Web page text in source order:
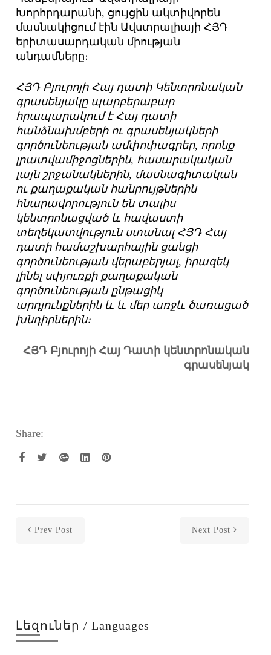
Խորհրդարանի, ցույցին ակտիվորեն
մասնակիցում էին Ավստրալիայի ՀՅԴ
երիտասարդական միության
անդամները։
ՀՅԴ Բյուրոյի Հայ դատի Կենտրոնական
գրասենյակը պարբերաբար
հրապարակում է Հայ դատի
հանձնախմբերի ու գրասենյակների
գործունեության ամփոփագրեր, որոնք
լրատվամիջոցներին, հասարակական
լայն շրջանակներին, մասնագիտական
ու քաղաքական հանրույթներին
հնարավորություն են տալիս
կենտրոնացված և հավաստի
տեղեկատվություն ստանալ ՀՅԴ Հայ
դատի համաշխարհային ցանցի
գործունեության վերաբերյալ, իրազեկ
լինել սփյուռքի քաղաքական
գործունեության ընթացիկ
արդյունքներին և և մեր առջև ծառացած
խնդիրներին։
ՀՅԴ Բյուրոյի Հայ Դատի կենտրոնական
գրասենյակ
Share:
Prev Post Next Post
Լեզուներ / Languages